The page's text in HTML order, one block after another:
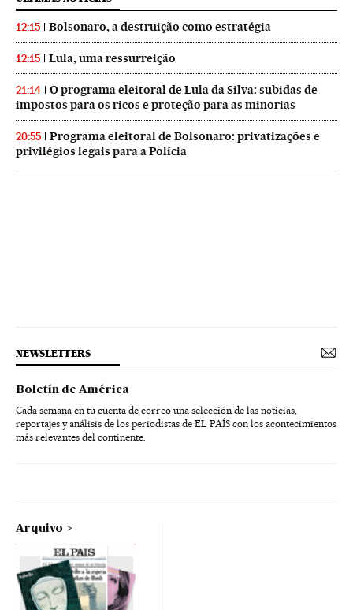
12:15 Bolsonaro, a destruição como estratégia
12:15 Lula, uma ressurreição
21:14
O programa eleitoral de Lula da Silva: subidas de
impostos para os ricos e proteção para as minorias
20:55
Programa eleitoral de Bolsonaro: privatizações e
privilégios legais para a Polícia
NEWSLETTERS
Boletín de América
Cada semana en tu cuenta de correo una selección de las noticias,
reportajes y análisis de los periodistas de EL PAÍS con los acontecimientos
más relevantes del continente.
Arquivo